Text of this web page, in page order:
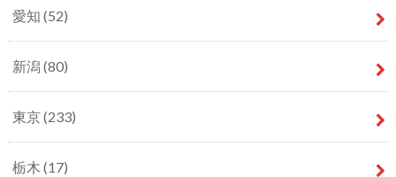
愛知 (52)
新潟 (80)
東京(233)
栃木 (17)